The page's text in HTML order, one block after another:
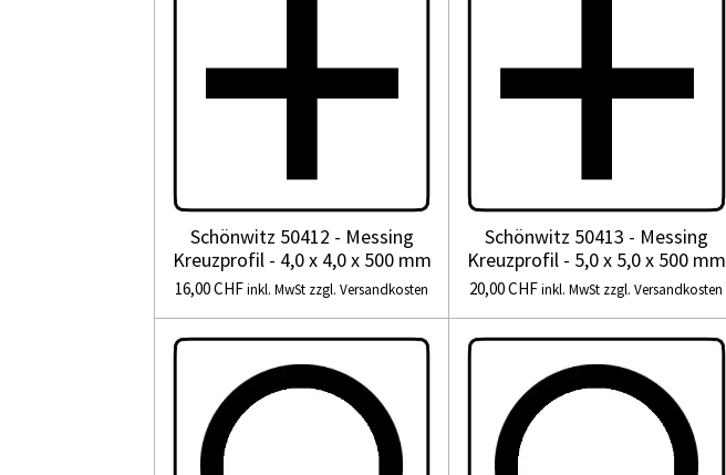
Schönwitz 50412 - Messing
Kreuzprofil - 4,0 x 4,0 x 500 mm
16,00 CHFinkl. MwSt zzgl. Versandkosten
Schönwitz 50413 - Messing
Kreuzprofil - 5,0 x 5,0 x 500 mm
20,00 CHFinkl. MwSt zzgl. Versandkosten